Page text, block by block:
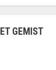
GEMIST